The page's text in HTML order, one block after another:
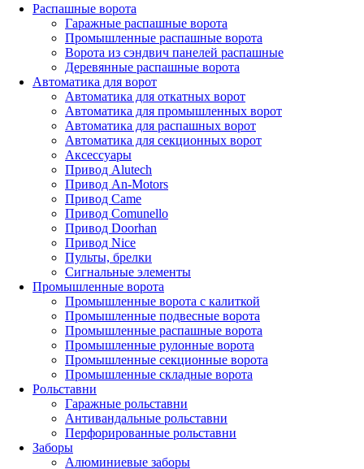
Распашные ворота
Гаражные распашные ворота
Промышленные распашные ворота
Ворота из сэндвич панелей распашные
Деревянные распашные ворота
Автоматика для ворот
Автоматика для откатных ворот
Автоматика для промышленных ворот
Автоматика для распашных ворот
Автоматика для секционных ворот
Аксессуары
Привод Alutech
Привод An-Motors
Привод Came
Привод Comunello
Привод Doorhan
Привод Nice
Пульты, брелки
Сигнальные элементы
Промышленные ворота
Промышленные ворота с калиткой
Промышленные подвесные ворота
Промышленные распашные ворота
Промышленные рулонные ворота
Промышленные секционные ворота
Промышленные складные ворота
Рольставни
Гаражные рольставни
Антивандальные рольставни
Перфорированные рольставни
Заборы
Алюминиевые заборы